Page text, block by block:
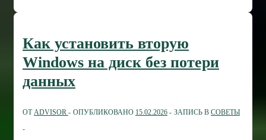
через
USB:
руководство
решению
Как установить вторую
Windows на диск без потери
данных
ОТADVISOR ОПУБЛИКОВАНО 15.02.2026 ЗАПИСЬ В СОВЕТЫ